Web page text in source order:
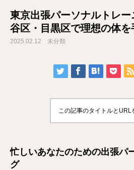
東京出張パーソナルトレ
谷区・目黒区で理想の体を
2025.02.12 未分類
この記事のタイトルとURL
忙しいあなたのための出張パ
グ